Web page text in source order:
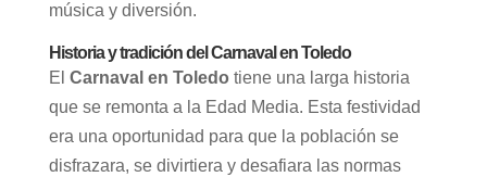
música y diversión.
Historia y tradición del Carnaval en Toledo
El Carnaval en Toledo tiene una larga historia
que se remonta a la Edad Media. Esta festividad
era una oportunidad para que la población se
disfrazara, se divirtiera y desafiara las normas